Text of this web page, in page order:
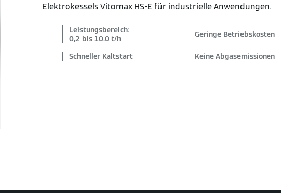
Elektrokessels Vitomax HS-E für industrielle Anwendungen.
Leistungsbereich:
0,2 bis 10.0 t/h
Geringe Betriebskosten
Schneller Kaltstart Keine Abgasemissionen